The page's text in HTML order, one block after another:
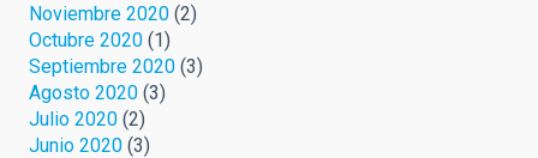
Noviembre 2020 (2)
Octubre 2020 (1)
Septiembre 2020 (3)
Agosto 2020 (3)
Julio 2020 (2)
Junio 2020 (3)